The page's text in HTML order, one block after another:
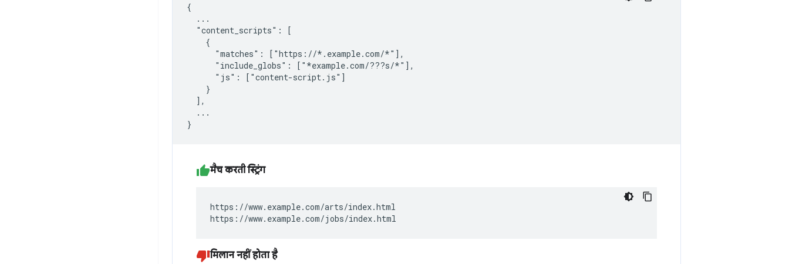
{
  ...
  "content_scripts": [
    {
      "matches": ["https://*.example.com/*"],
      "include_globs": ["*example.com/???s/*"],
      "js": ["content-script.js"]
    }
  ],
  ...
मैच करती स्ट्रिंग
https://www.example.com/arts/index.html
https://www.example.com/jobs/index.html
मिलान नहीं होता है